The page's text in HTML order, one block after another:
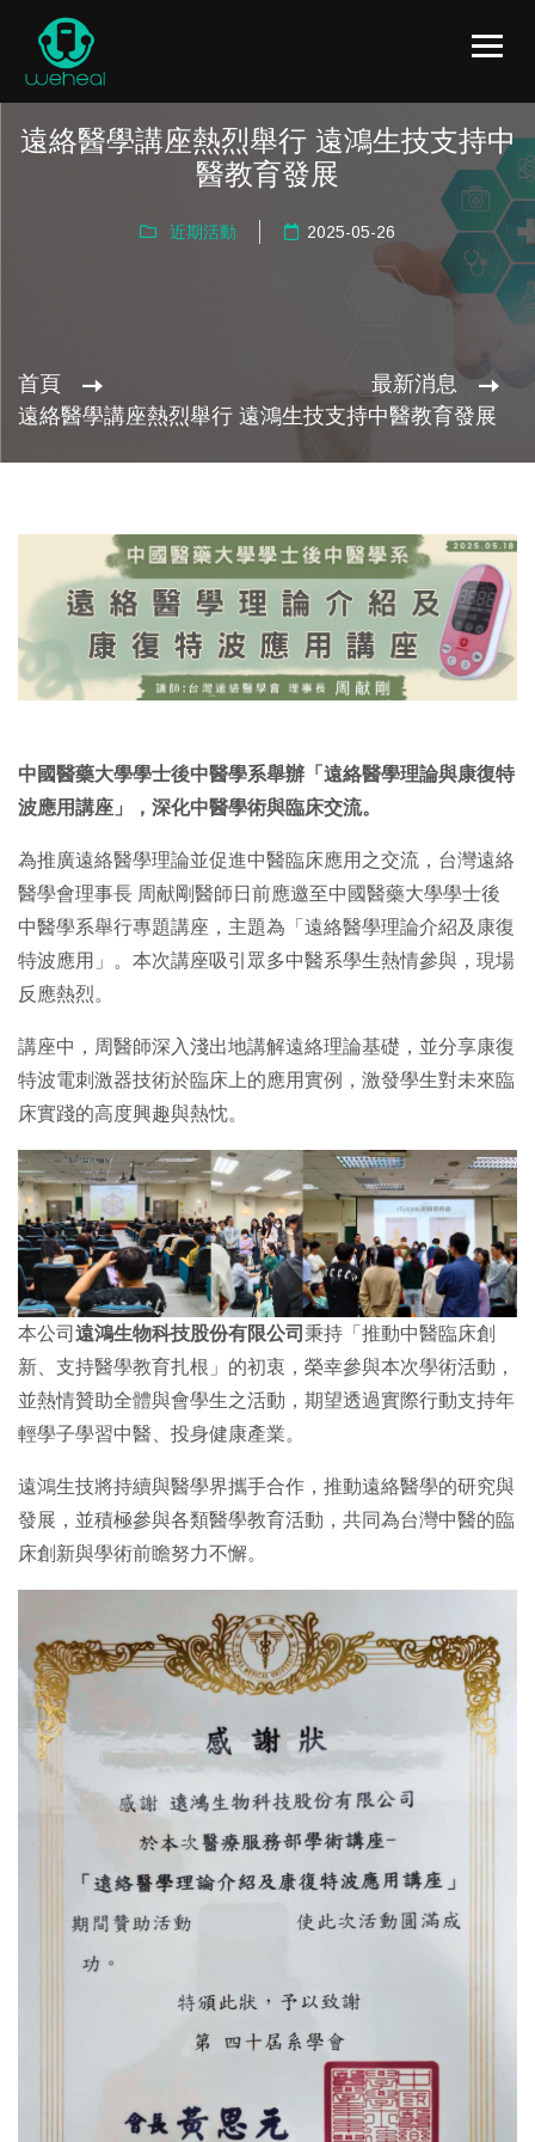
遠絡醫學講座熱烈舉行 遠鴻生技支持中
醫教育發展
近期活動 2025-05-26
首頁
最新消息
遠絡醫學講座熱烈舉行 遠鴻生技支持中醫教育發展
中國醫藥大學學士後中醫學系舉辦「遠絡醫學理論與康復特
波應用講座」，深化中醫學術與臨床交流。
為推廣遠絡醫學理論並促進中醫臨床應用之交流，台灣遠絡
醫學會理事長 周献剛醫師日前應邀至中國醫藥大學學士後
中醫學系舉行專題講座，主題為「遠絡醫學理論介紹及康復
特波應用」。本次講座吸引眾多中醫系學生熱情參與，現場
反應熱烈。
講座中，周醫師深入淺出地講解遠絡理論基礎，並分享康復
特波電刺激器技術於臨床上的應用實例，激發學生對未來臨
床實踐的高度興趣與熱忱。
本公司 遠鴻生物科技股份有限公司 秉持「推動中醫臨床創
新、支持醫學教育扎根」的初衷，榮幸參與本次學術活動，
並熱情贊助全體與會學生之活動，期望透過實際行動支持年
輕學子學習中醫、投身健康產業。
遠鴻生技將持續與醫學界攜手合作，推動遠絡醫學的研究與
發展，並積極參與各類醫學教育活動，共同為台灣中醫的臨
床創新與學術前瞻努力不懈。